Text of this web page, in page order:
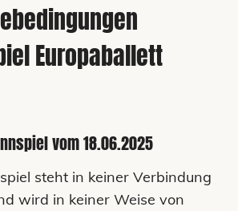
Europaballett
vom 18.06.2025
steht in keiner Verbindung
wird in keiner Weise von